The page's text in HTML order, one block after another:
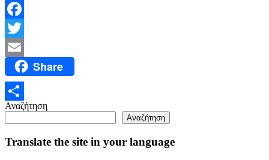
Facebook
Twitter
Email Share
Μοιραστείτε
Αναζήτηση
Αναζήτηση
Translate the site in your language